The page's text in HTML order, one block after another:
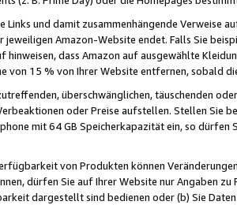
Links und damit zusammenhängende
jeweiligen Amazon-Website endet. Falls Sie
hinweisen, dass Amazon auf ausgewählte
von 15 % von Ihrer Website entfernen, sobald
überschwänglichen, täuschenden
oder Preise aufstellen. Stellen Sie
mit 64 GB Speicherkapazität ein, so dürfen
von Produkten können
dürfen Sie auf Ihrer Website nur Angaben
dargestellt sind bedienen oder (b) Sie